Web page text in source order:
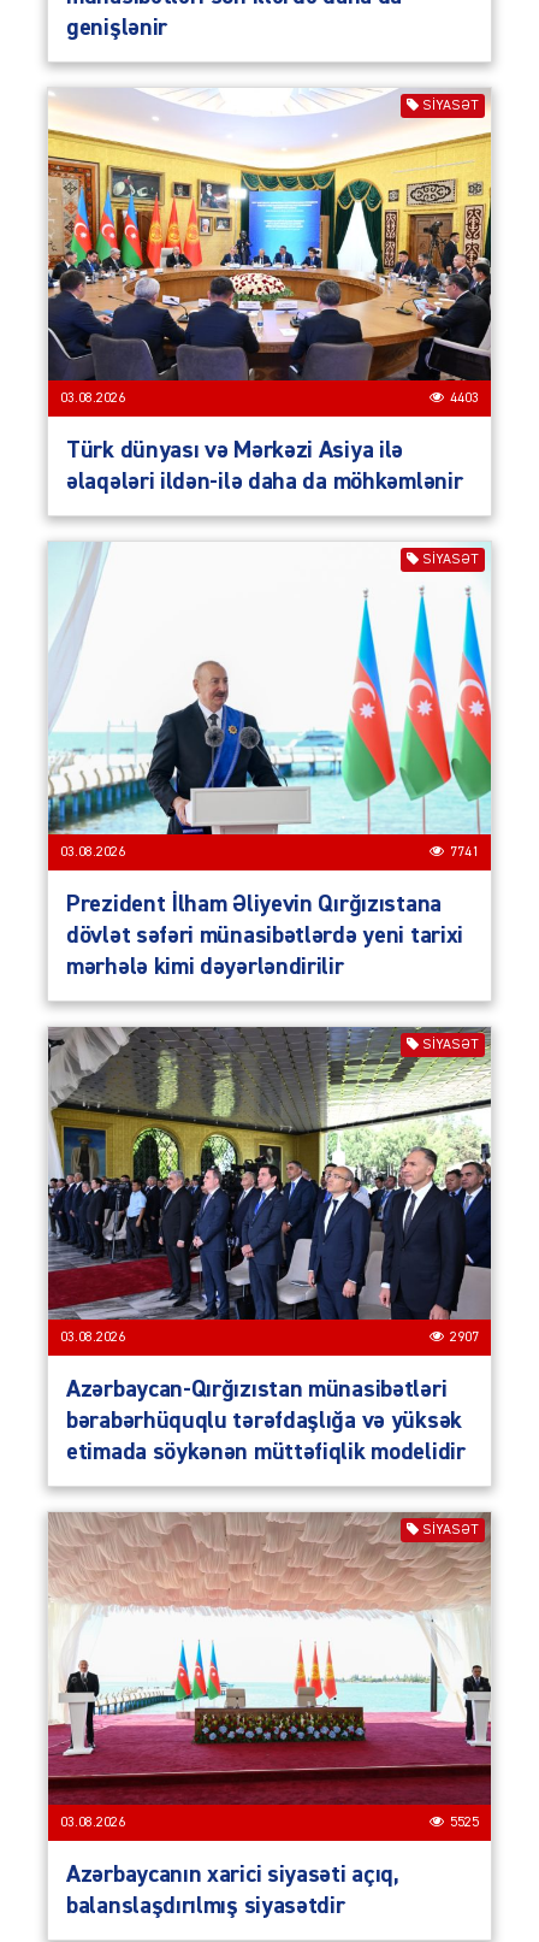
genişlənir
SIYASƏT
03.08.2026 4403
Türk dünyası və Mərkəzi Asiya ilə
əlaqələri ildən-ilə daha da möhkəmlənir
SIYASƏT
03.08.2026 7741
Prezident İlham Əliyevin Qırğızıstana
dövlət səfəri münasibətlərdə yeni tarixi
mərhələ kimi dəyərləndirilir
SIYASƏT
03.08.2026 2907
Azərbaycan-Qırğızıstan münasibətləri
bərabərhüquqlu tərəfdaşlığa və yüksək
etimada söykənən müttəfiqlik modelidir
SIYASƏT
03.08.2026 5525
Azərbaycanın xarici siyasəti açıq,
balanslaşdırılmış siyasətdir